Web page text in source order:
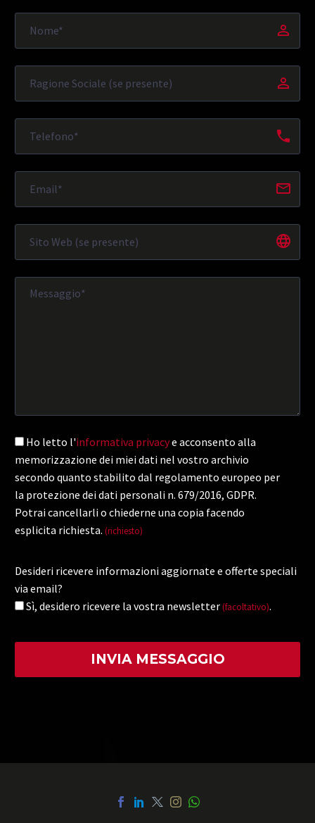
Ho letto l'informativa privacye acconsento alla
memorizzazione dei miei dati nel vostro archivio
secondo quanto stabilito dal regolamento europeo per
la protezione dei dati personali n. 679/2016, GDPR.
Potrai cancellarli o chiederne una copia facendo
esplicita richiesta. (richiesto)
Desideri ricevere informazioni aggiornate e offerte speciali
via email?
Sì, desidero ricevere la vostra newsletter (facoltativo).